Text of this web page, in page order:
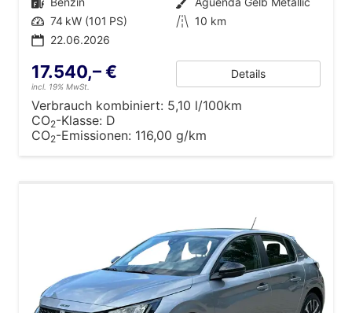
Leistung 74 kW (101 PS) Kilometerstand 10 km
22.06.2026
17.540,– €
incl. 19% MwSt.
Details
Verbrauch kombiniert: 5,10 l/100km
CO2-Klasse: D
CO2-Emissionen: 116,00 g/km